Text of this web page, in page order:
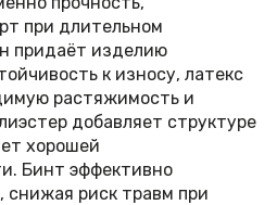
при длительном
придаёт изделию
к износу, латекс
растяжимость и
добавляет структуре
хорошей
Бинт эффективно
снижая риск травм при